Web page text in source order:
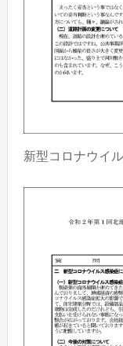
新型コロナウイ